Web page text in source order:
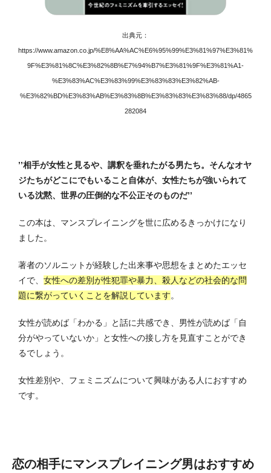
出典元：
https://www.amazon.co.jp/%E8%AA%AC%E6%95%99%E3%81%97%E3%81%
9F%E3%81%8C%E3%82%8B%E7%94%B7%E3%81%9F%E3%81%A1-
%E3%83%AC%E3%83%99%E3%83%83%E3%82%AB-
%E3%82%BD%E3%83%AB%E3%83%8B%E3%83%83%E3%83%88/dp/4865
282084
’’相手が女性と見るや、講釈を垂れたがる男たち。そんなオヤ
ジたちがどこにでもいること自体が、女性たちが強いられて
いる沈黙、世界の圧倒的な不公正そのものだ’’
この本は、マンスプレイニングを世に広めるきっかけになり
ました。
著者のソルニットが経験した出来事や思想をまとめたエッセ
イで、 女性への差別が性犯罪や暴力、殺人などの社会的な問
題に繋がっていくことを解説しています。
女性が読めば「わかる」と話に共感でき、男性が読めば「自
分がやっていないか」と女性への接し方を見直すことができ
るでしょう。
女性差別や、フェミニズムについて興味がある人におすすめ
です。
恋の相手にマンスプレイニング男はおすすめ